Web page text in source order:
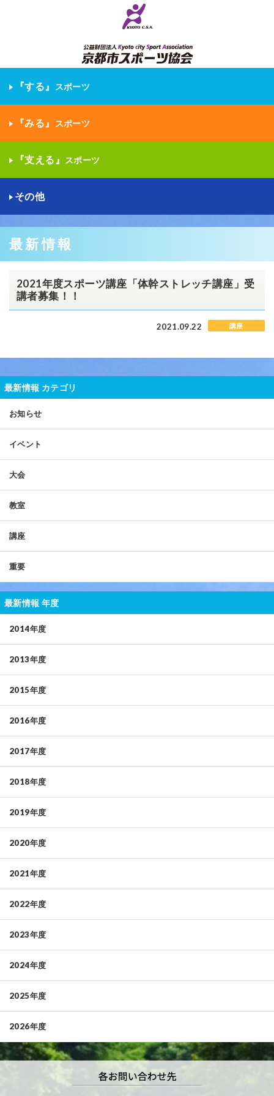
『する』 スポーツ
『みる』 スポーツ
『支える』 スポーツ
その他
最新情報
2021年度スポーツ講座「体幹ストレッチ講座」受
講者募集！！
2021.09.22 講座
最新情報 カテゴリ
お知らせ
イベント
大会
教室
講座
重要
最新情報 年度
2014年度
2013年度
2015年度
2016年度
2017年度
2018年度
2019年度
2020年度
2021年度
2022年度
2023年度
2024年度
2025年度
2026年度